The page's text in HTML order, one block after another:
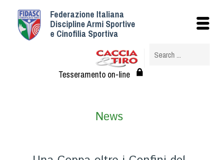
Federazione Italiana
Discipline Armi Sportive
e Cinofilia Sportiva
Tesseramento on-line
News
Istituzionale
Struttura
Albo Veterinari federali
Statuto e Regolamenti